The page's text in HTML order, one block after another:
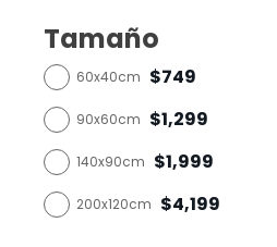
Tamaño
60x40cm $749
90x60cm $1,299
140x90cm $1,999
200x120cm $4,199